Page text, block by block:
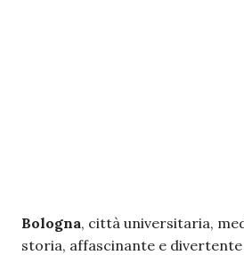
Bologna, città universitaria,
storia, affascinante e divertente